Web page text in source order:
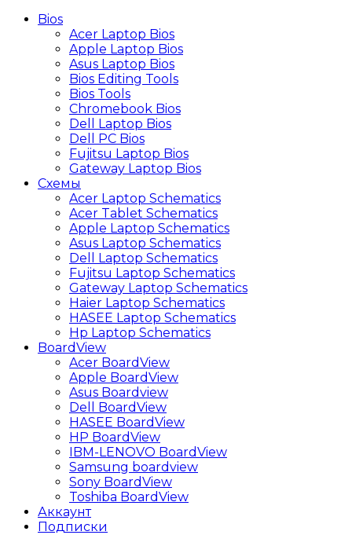
Bios
Acer Laptop Bios
Apple Laptop Bios
Asus Laptop Bios
Bios Editing Tools
Bios Tools
Chromebook Bios
Dell Laptop Bios
Dell PC Bios
Fujitsu Laptop Bios
Gateway Laptop Bios
Схемы
Acer Laptop Schematics
Acer Tablet Schematics
Apple Laptop Schematics
Asus Laptop Schematics
Dell Laptop Schematics
Fujitsu Laptop Schematics
Gateway Laptop Schematics
Haier Laptop Schematics
HASEE Laptop Schematics
Hp Laptop Schematics
BoardView
Acer BoardView
Apple BoardView
Asus Boardview
Dell BoardView
HASEE BoardView
HP BoardView
IBM-LENOVO BoardView
Samsung boardview
Sony BoardView
Toshiba BoardView
Аккаунт
Подписки